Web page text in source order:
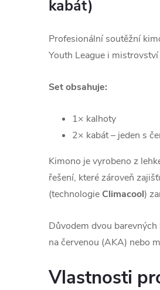
kabát)
Profesionální soutěžní
Youth League i
Set obsahuje:
1× kalhoty
2× kabát – jeden s
Kimono je vyrobeno z
řešení, které zároveň
(technologie Climacool)
Důvodem dvou barevných
na červenou (AKA) nebo
Vlastnosti